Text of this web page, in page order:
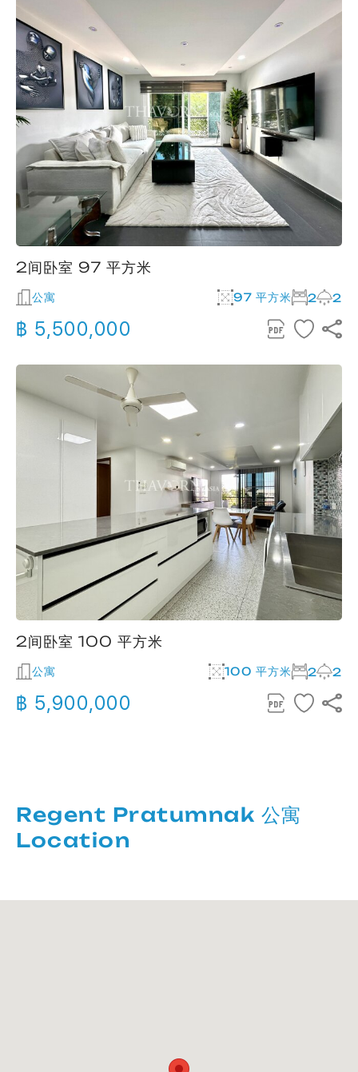
2间卧室 97 平方米
公寓 97 平方米 2 2
฿ 5,500,000
2间卧室 100 平方米
公寓 100 平方米 2 2
฿ 5,900,000
Regent Pratumnak 公寓
Location